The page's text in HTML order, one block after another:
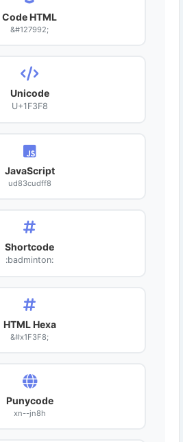
Code HTML
&#127992;
Unicode
U+1F3F8
JavaScript
ud83cudff8
Shortcode
:badminton:
HTML Hexa
&#x1F3F8;
Punycode
xn--jn8h